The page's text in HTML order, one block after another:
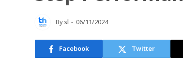
Bysl 06/11/2024
Facebook Twitter